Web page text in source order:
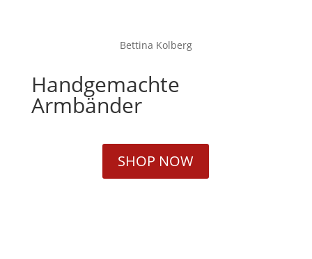
Bettina Kolberg
Handgemachte
Armbänder
SHOP NOW